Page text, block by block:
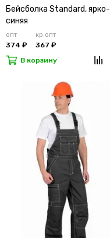
Бейсболка Standard, ярко-
синяя
опт
374 ₽
кр.опт
367 ₽
В корзину